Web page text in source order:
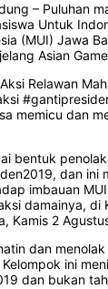
– Puluhan
Untuk
(MUI) Jawa
Asian
Relawan
memicu dan
bentuk
dan ini
imbauan
damainya, di
Kamis 2
dan
ini
dan bukan